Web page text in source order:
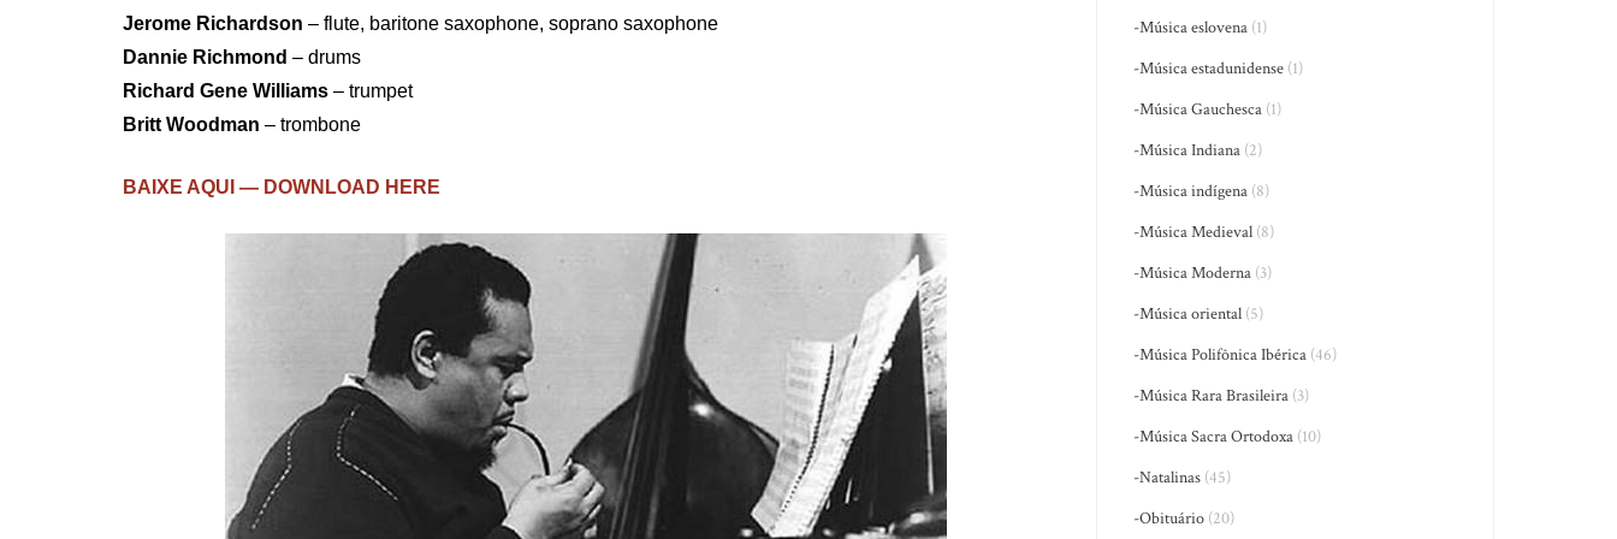
Jerome Richardson – flute, baritone saxophone, soprano saxophone
Dannie Richmond – drums
Richard Gene Williams – trumpet
Britt Woodman – trombone
BAIXE AQUI — DOWNLOAD HERE
-Música eslovena (1)
-Música estadunidense (1)
-Música Gauchesca (1)
-Música Indiana (2)
-Música indígena (8)
-Música Medieval (8)
-Música Moderna (3)
-Música oriental (5)
-Música Polifônica Ibérica (46)
-Música Rara Brasileira (3)
-Música Sacra Ortodoxa (10)
-Natalinas (45)
-Obituário (20)